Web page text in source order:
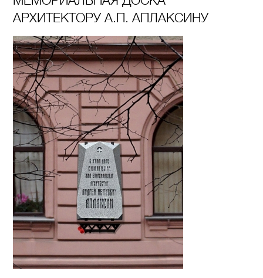
АРХИТЕКТОРУ А.П. АПЛАКСИНУ